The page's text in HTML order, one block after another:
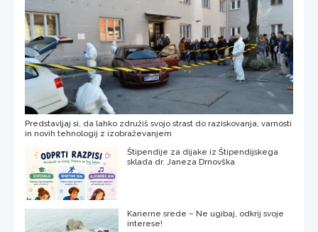
Predstavljaj si, da lahko združiš svojo strast do raziskovanja, varnosti
in novih tehnologij z izobraževanjem
Štipendije za dijake iz Štipendijskega
sklada dr. Janeza Drnovška
Karierne srede – Ne ugibaj, odkrij svoje
interese!